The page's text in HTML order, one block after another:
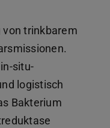
von trinkbarem
situ-
logistisch
Bakterium